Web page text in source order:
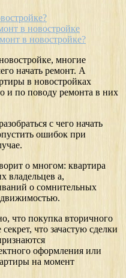
в новостройке
в новостройке?
многие
начать ремонт. А
в новостройках
и по поводу ремонта в них
с чего начать
ошибок при
о многом: квартира
владельцев а,
о сомнительных
что покупка вторичного
что зачастую сделки
оформления или
на момент